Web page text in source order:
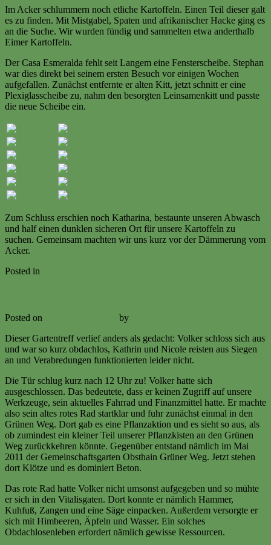
Im Acker schlummern noch etliche Kartoffeln. Einen Teil dieser galt
es zu finden. Mit Mistgabel, Spaten und afrikanischer Hacke ging es
an die Suche. Wir wurden fündig und sammelten etwa anderthalb
Eimer Kartoffeln.
Der Casa Esmeralda fehlt seit Langem eine Fensterscheibe. Stephan
war dies direkt bei seinem ersten Besuch vor einigen Wochen
aufgefallen. Zunächst entfernte er alten Kitt, jetzt schnitt er eine
Plexiglasscheibe zu, nahm den besorgten Leinsamenkitt und passte
die neue Scheibe ein.
Zum Schluss erschien noch Katharina, bestaunte unseren Abwasch
und half einen dunklen sicheren Ort für unsere Kartoffeln zu
suchen. Gemeinsam machten wir uns kurz vor der Dämmerung vom
Acker.
Posted in
Posted on by
Dieser Gartentreff verlief anders als gedacht: Volker schloss sich aus
und war so kurz obdachlos, Kathrin und Nicole reisten aus Siegen
an und Verabredungen funktionierten leider nicht.
Die Tür schlug kurz nach 12 Uhr zu! Volker hatte sich
ausgeschlossen. Das bedeutete, dass er keinen Zugriff auf unsere
Werkzeuge, sein aktuelles Fahrrad und Finanzmittel hatte. Er machte
also sein altes rotes Rad startklar und fuhr zunächst einmal in den
Grünen Weg. Dort gab es eine Pflanzaktion und es sieht so aus, als
ob zumindest ein kleiner Teil unserer Pflanzkisten an den Grünen
Weg zurückkehren könnte. Gegenüber entstand nämlich im Mai
2011 der Gemeinschaftsgarten Obsthain Grüner Weg. Jetzt stehen
dort Klötze und es dominiert Beton.
Das rote Rad hatte Volker nicht umsonst aufgegeben und so mühte
er sich in den Vitalisgaten. Dort konnte er nämlich Hammer,
Kuhfuß, Zangen und eine Säge einpacken. Außerdem versorgte er
sich mit Himbeeren, Äpfeln und Wasser. Ein solches
Obdachlosenleben erfordert nämlich gewisse Ressourcen.